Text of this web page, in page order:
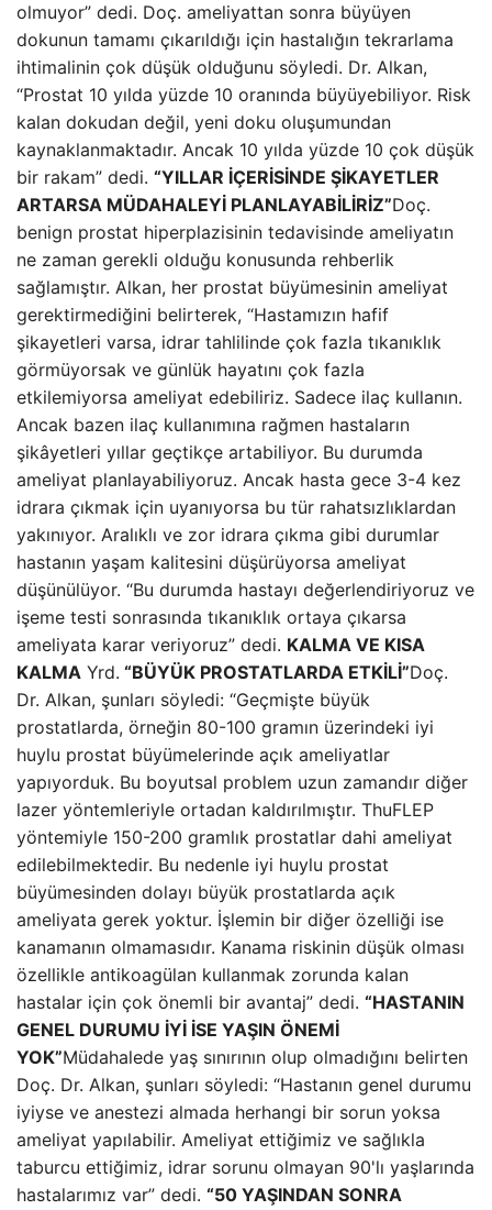
olmuyor” dedi. Doç. ameliyattan sonra büyüyen
dokunun tamamı çıkarıldığı için hastalığın tekrarlama
ihtimalinin çok düşük olduğunu söyledi. Dr. Alkan,
“Prostat 10 yılda yüzde 10 oranında büyüyebiliyor. Risk
kalan dokudan değil, yeni doku oluşumundan
kaynaklanmaktadır. Ancak 10 yılda yüzde 10 çok düşük
bir rakam” dedi. “YILLAR İÇERİSİNDE ŞİKAYETLER
ARTARSA MÜDAHALEYİ PLANLAYABİLİRİZ”Doç.
benign prostat hiperplazisinin tedavisinde ameliyatın
ne zaman gerekli olduğu konusunda rehberlik
sağlamıştır. Alkan, her prostat büyümesinin ameliyat
gerektirmediğini belirterek, “Hastamızın hafif
şikayetleri varsa, idrar tahlilinde çok fazla tıkanıklık
görmüyorsak ve günlük hayatını çok fazla
etkilemiyorsa ameliyat edebiliriz. Sadece ilaç kullanın.
Ancak bazen ilaç kullanımına rağmen hastaların
şikâyetleri yıllar geçtikçe artabiliyor. Bu durumda
ameliyat planlayabiliyoruz. Ancak hasta gece 3-4 kez
idrara çıkmak için uyanıyorsa bu tür rahatsızlıklardan
yakınıyor. Aralıklı ve zor idrara çıkma gibi durumlar
hastanın yaşam kalitesini düşürüyorsa ameliyat
düşünülüyor. “Bu durumda hastayı değerlendiriyoruz ve
işeme testi sonrasında tıkanıklık ortaya çıkarsa
ameliyata karar veriyoruz” dedi. KALMA VE KISA
KALMA Yrd. “BÜYÜK PROSTATLARDA ETKİLİ”Doç.
Dr. Alkan, şunları söyledi: “Geçmişte büyük
prostatlarda, örneğin 80-100 gramın üzerindeki iyi
huylu prostat büyümelerinde açık ameliyatlar
yapıyorduk. Bu boyutsal problem uzun zamandır diğer
lazer yöntemleriyle ortadan kaldırılmıştır. ThuFLEP
yöntemiyle 150-200 gramlık prostatlar dahi ameliyat
edilebilmektedir. Bu nedenle iyi huylu prostat
büyümesinden dolayı büyük prostatlarda açık
ameliyata gerek yoktur. İşlemin bir diğer özelliği ise
kanamanın olmamasıdır. Kanama riskinin düşük olması
özellikle antikoagülan kullanmak zorunda kalan
hastalar için çok önemli bir avantaj” dedi. “HASTANIN
GENEL DURUMU İYİ İSE YAŞIN ÖNEMİ
YOK”Müdahalede yaş sınırının olup olmadığını belirten
Doç. Dr. Alkan, şunları söyledi: “Hastanın genel durumu
iyiyse ve anestezi almada herhangi bir sorun yoksa
ameliyat yapılabilir. Ameliyat ettiğimiz ve sağlıkla
taburcu ettiğimiz, idrar sorunu olmayan 90'lı yaşlarında
hastalarımız var” dedi. “50 YAŞINDAN SONRA